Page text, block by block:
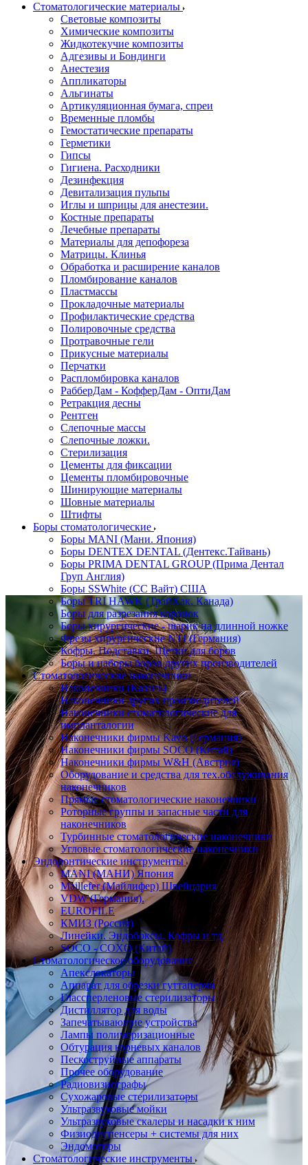
Стоматологические материалы
Световые композиты
Химические композиты
Жидкотекучие композиты
Адгезивы и Бондинги
Анестезия
Аппликаторы
Альгинаты
Артикуляционная бумага, спреи
Временные пломбы
Гемостатические препараты
Герметики
Гипсы
Гигиена. Расходники
Дезинфекция
Девитализация пульпы
Иглы и шприцы для анестезии.
Костные препараты
Лечебные препараты
Материалы для депофореза
Матрицы. Клинья
Обработка и расширение каналов
Пломбирование каналов
Пластмассы
Прокладочные материалы
Профилактические средства
Полировочные средства
Протравочные гели
Прикусные материалы
Перчатки
Распломбировка каналов
РабберДам - КофферДам - ОптиДам
Ретракция десны
Рентген
Слепочные массы
Слепочные ложки.
Стерилизация
Цементы для фиксации
Цементы пломбировочные
Шинирующие материалы
Шовные материалы
Штифты
Боры стоматологические
Боры MANI (Мани. Япония)
Боры DENTEX DENTAL (Дентекс.Тайвань)
Боры PRIMA DENTAL GROUP (Прима Дентал
Груп Англия)
Боры SSWhite (СС Вайт) США
Боры TRI HAWK (ТрайХак. Канада)
Боры для разрезания коронок
Боры хирургические - шарик на длинной ножке
Фрезы хирургические NTI (Германия)
Кофры. Подставки. Щетки для боров
Боры и наборы боров других производителей
Стоматологические наконечники
Наконечники (Казань)
Наконечники других производителей
Наконечники стоматологические для
импланталогии
Наконечники фирмы Kavo (Германия)
Наконечники фирмы SOCO (Китай)
Наконечники фирмы W&H (Австрия)
Оборудование и средства для тех.обслуживания
наконечников
Прямые стоматологические наконечники
Роторные группы и запасные части для
наконечников
Турбинные стоматологические наконечники
Угловые стоматологические наконечники
Эндодонтические инструменты
MANI (МАНИ) Япония
Maillefer (Майлифер) Швейцария
VDW (Германия).
EUROFILE
КМИЗ (Россия)
Линейки. Эндобоксы. Кофры и тд.
SOCO - COXO (Китай)
Стоматологическое оборудование
Апекслокаторы
Аппарат для обрезки гуттаперчи
Глассперленовые стерилизаторы
Дистиллятор для воды
Запечатывающие устройства
Лампы полимеризационные
Обтурация корневых каналов
Пескоструйные аппараты
Прочее оборудование
Радиовизиографы
Сухожаровые стерилизаторы
Ультразвуковые мойки
Ультразвуковые скалеры и насадки к ним
Физиодиспенсеры + системы для них
Эндомоторы
Стоматологические инструменты